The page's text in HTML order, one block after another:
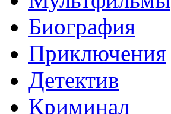
Биография
Приключения
Детектив
Криминал